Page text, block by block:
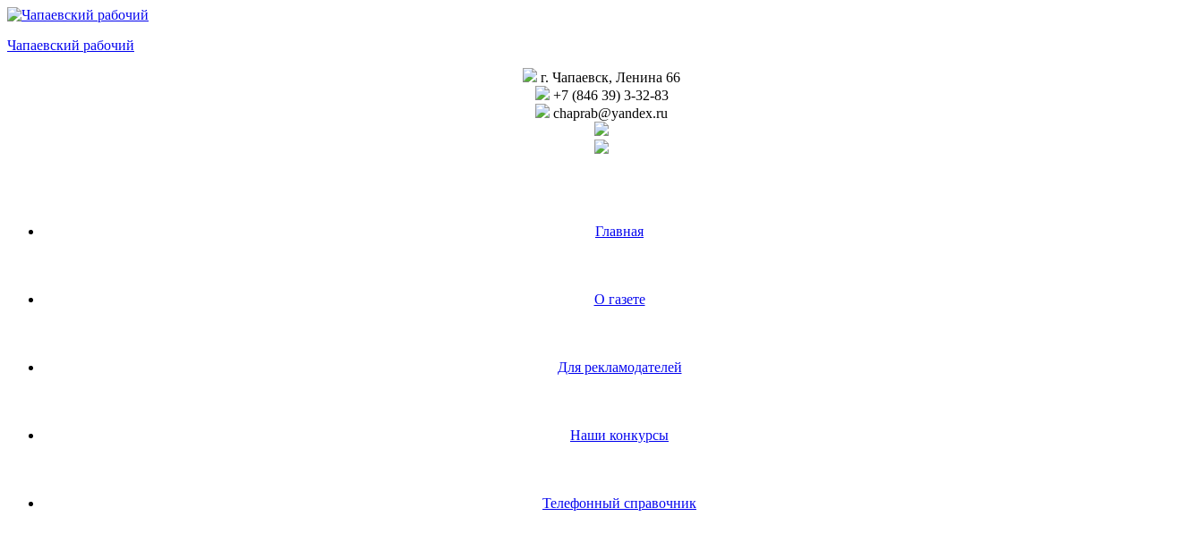
Перейти
содержимому
Чапаевский рабочий
г. Чапаевск, Ленина 66
+7 (846 39) 3-32-83
chaprab@yandex.ru
Главная
О газете
Для рекламодателей
Наши конкурсы
Телефонный справочник